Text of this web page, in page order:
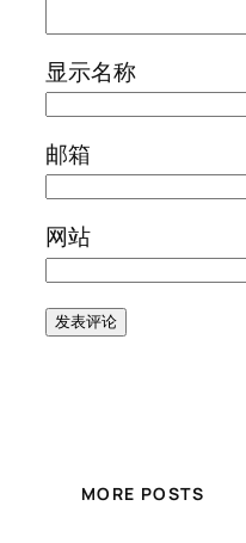
显示名称
邮箱
网站
MORE POSTS